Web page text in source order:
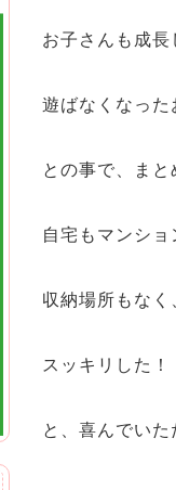
お子さんも成長
遊ばなくなった
との事で、ま
自宅もマンショ
収納場所もなく
スッキリした！
と、喜んでいた